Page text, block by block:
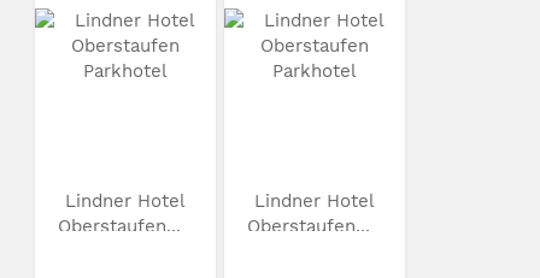
Lindner Hotel
Oberstaufen...
Lindner Hotel
Oberstaufen...